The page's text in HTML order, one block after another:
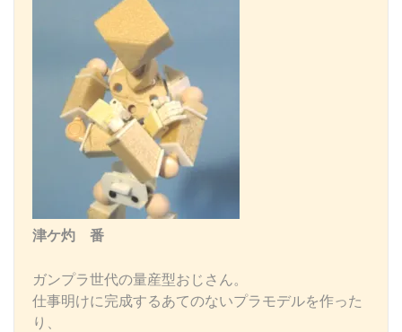
津ケ灼 番
ガンプラ世代の量産型おじさん。
仕事明けに完成するあてのないプラモデルを作った
り、